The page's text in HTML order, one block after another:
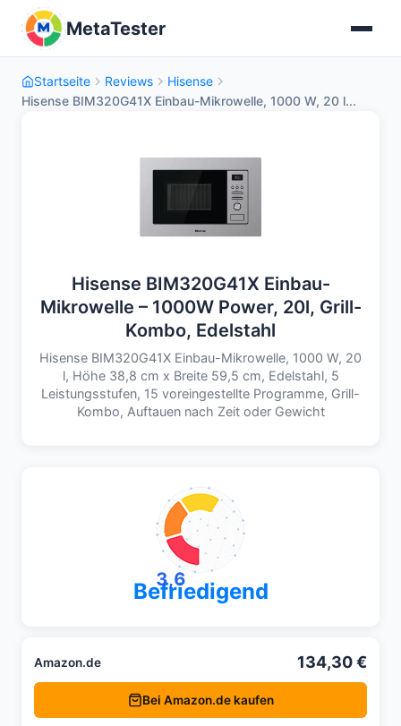
MetaTester
Startseite Reviews
Hisense
Hisense BIM320G41X Einbau-Mikrowelle, 1000 W, 20 l...
Hisense BIM320G41X Einbau-
Mikrowelle – 1000W Power, 20l, Grill-
Kombo, Edelstahl
Hisense BIM320G41X Einbau-Mikrowelle, 1000 W, 20
l, Höhe 38,8 cm x Breite 59,5 cm, Edelstahl, 5
Leistungsstufen, 15 voreingestellte Programme, Grill-
Kombo, Auftauen nach Zeit oder Gewicht
3,6
Befriedigend
Amazon.de 134,30 €
Bei Amazon.de kaufen